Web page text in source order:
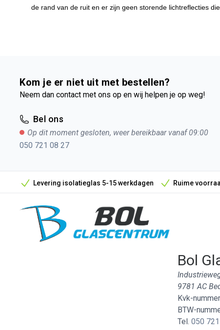
de rand van de ruit en er zijn geen storende lichtreflecties
Kom je er niet uit met bestellen?
Neem dan contact met ons op en wij helpen je op weg!
Bel ons
Op dit moment gesloten, weer bereikbaar vanaf 09:00
050 721 08 27
Levering isolatieglas 5-15 werkdagen Ruime
Bol
9781 AC
Kvk-
BTW-
Tel. 050